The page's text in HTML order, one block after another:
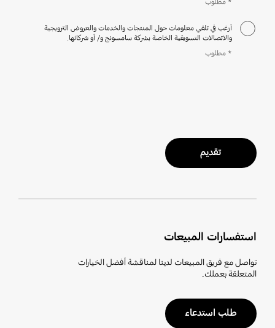
أرغب في تلقي معلومات حول المنتجات والخدمات والعروض الترويجية
والاتصالات التسويقية الخاصة بشركة سامسونج و/ أو شركائها.
* مطلوب
تقديم
استفسارات المبيعات
تواصل مع فريق المبيعات لدينا لمناقشة أفضل الخيارات
المتعلقة بعملك.
طلب استدعاء